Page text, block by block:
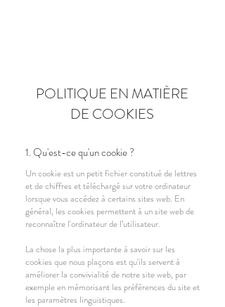
POLITIQUE EN MATIÈRE
DE COOKIES
1. Qu'est-ce qu'un cookie ?
Un cookie est un petit fichier constitué de lettres
et de chiffres et téléchargé sur votre ordinateur
lorsque vous accédez à certains sites web. En
général, les cookies permettent à un site web de
reconnaître l'ordinateur de l’utilisateur.
La chose la plus importante à savoir sur les
cookies que nous plaçons est qu'ils servent à
améliorer la convivialité de notre site web, par
exemple en mémorisant les préférences du site et
les paramètres linguistiques.